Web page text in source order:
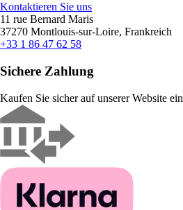
Kontaktieren Sie uns
11 rue Bernard Maris
37270 Montlouis-sur-Loire, Frankreich
+33 1 86 47 62 58
Sichere Zahlung
Kaufen Sie sicher auf unserer Website ein